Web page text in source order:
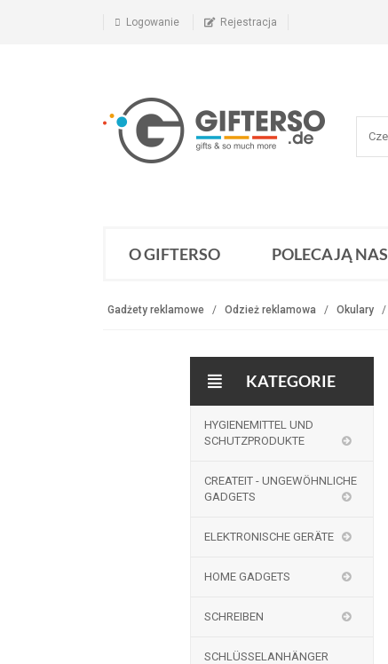
Logowanie Rejestracja
O GIFTERSO POLECAJĄ NAS
Gadżety reklamowe Odzież reklamowa Okulary
KATEGORIE
HYGIENEMITTEL UND
SCHUTZPRODUKTE
CREATEIT - UNGEWÖHNLICHE
GADGETS
ELEKTRONISCHE GERÄTE
HOME GADGETS
SCHREIBEN
SCHLÜSSELANHÄNGER